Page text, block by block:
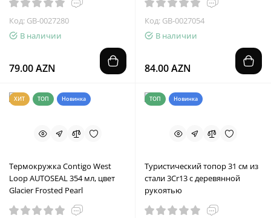
Код: GB-0027280
В наличии
79.00 AZN
Код: GB-0027054
В наличии
84.00 AZN
ХИТ ТОП Новинка
Термокружка Contigo West
Loop AUTOSEAL 354 мл, цвет
Glacier Frosted Pearl
ТОП Новинка
Туристический топор 31 см из
стали 3Cr13 с деревянной
рукоятью